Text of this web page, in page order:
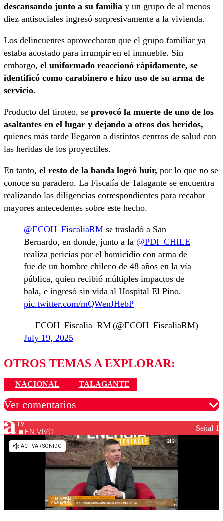
descansando junto a su familia y un grupo de al menos
diez antisociales ingresó sorpresivamente a la vivienda.
Los delincuentes aprovecharon que el grupo familiar ya
estaba acostado para irrumpir en el inmueble. Sin
embargo, el uniformado reaccionó rápidamente, se
identificó como carabinero e hizo uso de su arma de
servicio.
Producto del tiroteo, se provocó la muerte de uno de los
asaltantes en el lugar y dejando a otros dos heridos,
quienes más tarde llegaron a distintos centros de salud con
las heridas de los proyectiles.
En tanto, el resto de la banda logró huír, por lo que no se
conoce su paradero. La Fiscalía de Talagante se encuentra
realizando las diligencias correspondientes para recabar
mayores antecedentes sobre este hecho.
@ECOH_FiscaliaRM se trasladó a San
Bernardo, en donde, junto a la @PDI_CHILE
realiza pericias por el homicidio con arma de
fue de un hombre chileno de 48 años en la vía
pública, quien recibió múltiples impactos de
bala, e ingresó sin vida al Hospital El Pino.
pic.twitter.com/mQWenJHebP
— ECOH_Fiscalia_RM (@ECOH_FiscaliaRM)
July 19, 2025
OTROS TEMAS A EXPLORAR:
NACIONAL TALAGANTE
Ver comentarios
Los comentarios son moderados para garantizar un
diálogo respetuoso.
EN VIVO Señal 1